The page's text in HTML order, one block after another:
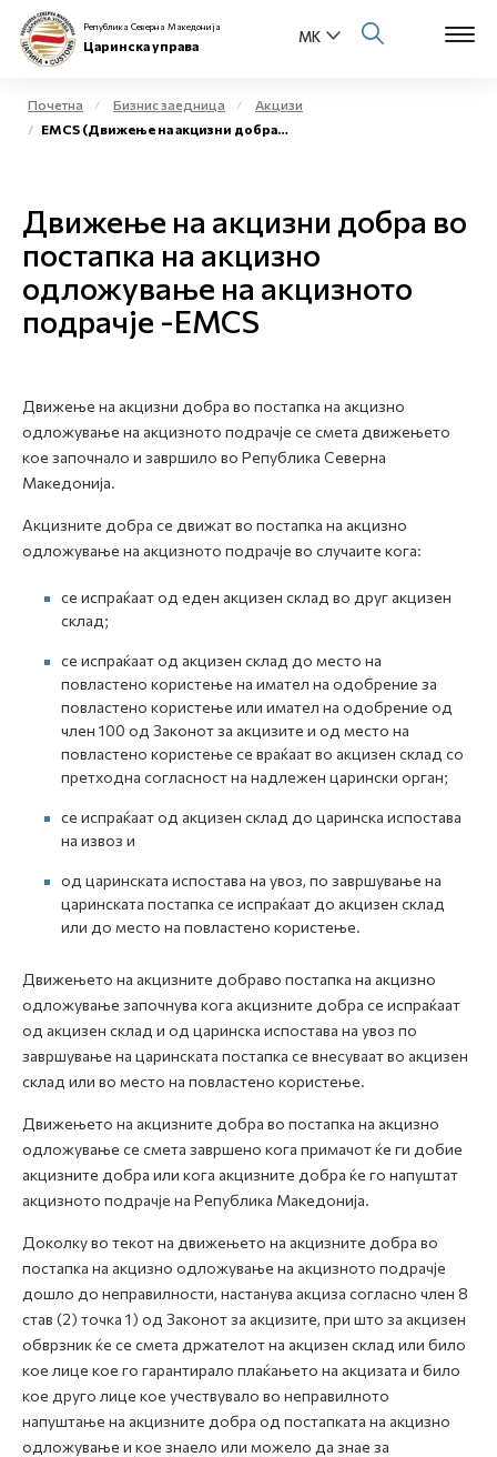
Физички лица
Бизнис заедница
Е-Царина
Контакт
Е-Весник
Република Северна Македонија
Царинска управа
Почетна Бизнис заедница
Акцизи
EMCS (Движење на акцизни добра во постапка на акцизно одложување на акцизното подрачје)
Движење на акцизни добра во
постапка на акцизно
одложување на акцизното
подрачје -EMCS
Движење на акцизни добра во постапка на акцизно
одложување на акцизното подрачје се смета движењето
кое започнало и завршило во Република Северна
Македонија.
Акцизните добра се движат во постапка на акцизно
одложување на акцизното подрачје во случаите кога:
се испраќаат од еден акцизен склад во друг акцизен
склад;
се испраќаат од акцизен склад до место на
повластено користење на имател на одобрение за
повластено користење или имател на одобрение од
член 100 од Законот за акцизите и од место на
повластено користење се враќаат во акцизен склад со
претходна согласност на надлежен царински орган;
се испраќаат од акцизен склад до царинска испостава
на извоз и
од царинската испостава на увоз, по завршување на
царинската постапка се испраќаат до акцизен склад
или до место на повластено користење.
Движењето на акцизните добраво постапка на акцизно
одложување започнува кога акцизните добра се испраќаат
од акцизен склад и од царинска испостава на увоз по
завршување на царинската постапка се внесуваат во акцизен
склад или во место на повластено користење.
Движењето на акцизните добра во постапка на акцизно
одложување се смета завршено кога примачот ќе ги добие
акцизните добра или кога акцизните добра ќе го напуштат
акцизното подрачје на Република Македонија.
Доколку во текот на движењето на акцизните добра во
постапка на акцизно одложување на акцизното подрачје
дошло до неправилности, настанува акциза согласно член 8
став (2) точка 1) од Законот за акцизите, при што за акцизен
обврзник ќе се смета држателот на акцизен склад или било
кое лице кое го гарантирало плаќањето на акцизата и било
кое друго лице кое учествувало во неправилното
напуштање на акцизните добра од постапката на акцизно
одложување и кое знаело или можело да знае за